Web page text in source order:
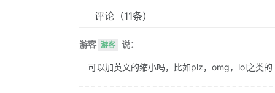
评论 （11条）
游客 游客 说：
可以加英文的缩小吗，比如plz，omg，lol之类的